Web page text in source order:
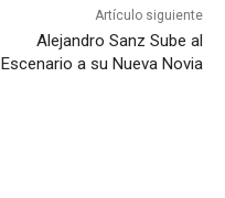
Artículo siguiente
Alejandro Sanz Sube al
Escenario a su Nueva Novia